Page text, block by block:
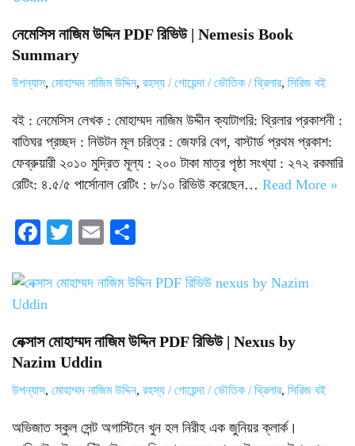
নেমেসিস নাজিম উদ্দিন PDF রিভিউ | Nemesis Book
Summary
উপন্যাস, মোহাম্মদ নাজিম উদ্দিন, রহস্য / গোয়েন্দা / ভৌতিক / থ্রিলার, সিরিজ বই
বই : নেমেসিস লেখক : মোহাম্মদ নাজিম উদ্দীন ক্যাটাগরি: থ্রিলার প্রকাশনী :
বাতিঘর প্রচ্ছদ : নিউটন মূল চরিত্র : জেফরি বেগ, বাস্টার্ড প্রথম প্রকাশ:
ফেব্রুয়ারী ২০১০ মুদ্রিত মূল্য : ২০০ টাকা মাত্র পৃষ্ঠা সংখ্যা : ২৭২ রকমারি
রেটিং: ৪.৫/৫ পার্সোনাল রেটিং : ৮/১০ রিভিউ করেছেন… Read More »
Fa
bo
ok
T
tte
E
ail re
নেক্সাস মোহাম্মদ নাজিম উদ্দিন PDF রিভিউ | Nexus by
Nazim Uddin
উপন্যাস, মোহাম্মদ নাজিম উদ্দিন, রহস্য / গোয়েন্দা / ভৌতিক / থ্রিলার, সিরিজ বই
অভিজাত স্কুল সেন্ট অগাস্টিনে খুন হল নিরীহ এক জুনিয়র ক্লার্ক।